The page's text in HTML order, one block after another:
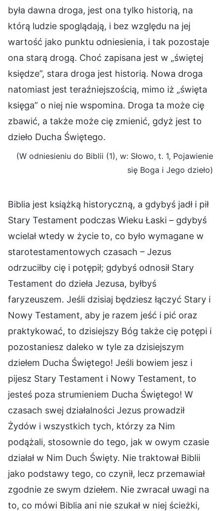
była dawna droga, jest ona tylko historią, na
którą ludzie spoglądają, i bez względu na jej
wartość jako punktu odniesienia, i tak pozostaje
ona starą drogą. Choć zapisana jest w „świętej
księdze”, stara droga jest historią. Nowa droga
natomiast jest teraźniejszością, mimo iż „święta
księga” o niej nie wspomina. Droga ta może cię
zbawić, a także może cię zmienić, gdyż jest to
dzieło Ducha Świętego.
(W odniesieniu do Biblii (1), w: Słowo, t. 1, Pojawienie
się Boga i Jego dzieło)
Biblia jest książką historyczną, a gdybyś jadł i pił
Stary Testament podczas Wieku Łaski – gdybyś
wcielał wtedy w życie to, co było wymagane w
starotestamentowych czasach – Jezus
odrzuciłby cię i potępił; gdybyś odnosił Stary
Testament do dzieła Jezusa, byłbyś
faryzeuszem. Jeśli dzisiaj będziesz łączyć Stary i
Nowy Testament, aby je razem jeść i pić oraz
praktykować, to dzisiejszy Bóg także cię potępi i
pozostaniesz daleko w tyle za dzisiejszym
dziełem Ducha Świętego! Jeśli bowiem jesz i
pijesz Stary Testament i Nowy Testament, to
jesteś poza strumieniem Ducha Świętego! W
czasach swej działalności Jezus prowadził
Żydów i wszystkich tych, którzy za Nim
podążali, stosownie do tego, jak w owym czasie
działał w Nim Duch Święty. Nie traktował Biblii
jako podstawy tego, co czynił, lecz przemawiał
zgodnie ze swym dziełem. Nie zwracał uwagi na
to, co mówi Biblia ani nie szukał w niej ścieżki,